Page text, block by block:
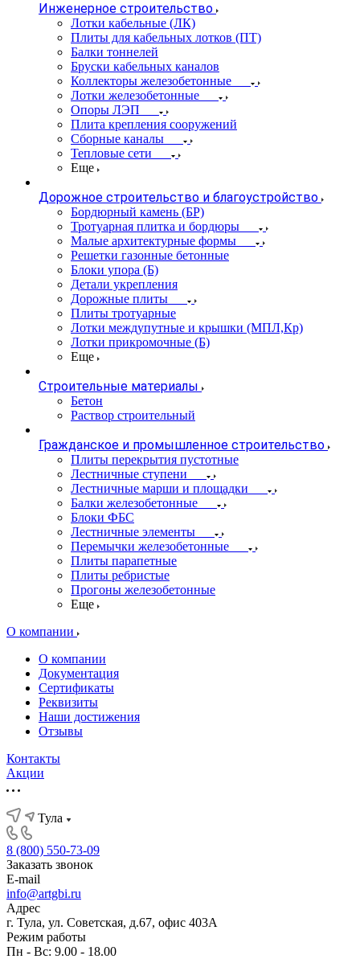
Инженерное строительство
Лотки кабельные (ЛК)
Плиты для кабельных лотков (ПТ)
Балки тоннелей
Бруски кабельных каналов
Коллекторы железобетонные
Лотки железобетонные
Опоры ЛЭП
Плита крепления сооружений
Сборные каналы
Тепловые сети
Еще
Дорожное строительство и благоустройство
Бордюрный камень (БР)
Тротуарная плитка и бордюры
Малые архитектурные формы
Решетки газонные бетонные
Блоки упора (Б)
Детали укрепления
Дорожные плиты
Плиты тротуарные
Лотки междупутные и крышки (МПЛ,Кр)
Лотки прикромочные (Б)
Еще
Строительные материалы
Бетон
Раствор строительный
Гражданское и промышленное строительство
Плиты перекрытия пустотные
Лестничные ступени
Лестничные марши и площадки
Балки железобетонные
Блоки ФБС
Лестничные элементы
Перемычки железобетонные
Плиты парапетные
Плиты ребристые
Прогоны железобетонные
Еще
О компании
О компании
Документация
Сертификаты
Реквизиты
Наши достижения
Отзывы
Контакты
Акции
Тула
8 (800) 550-73-09
Заказать звонок
E-mail
info@artgbi.ru
Адрес
г. Тула, ул. Советская, д.67, офис 403А
Режим работы
Пн - Вс: 9.00 - 18.00